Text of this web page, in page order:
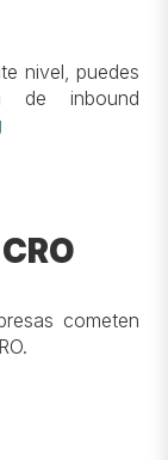
nivel, puedes
de inbound
cometen